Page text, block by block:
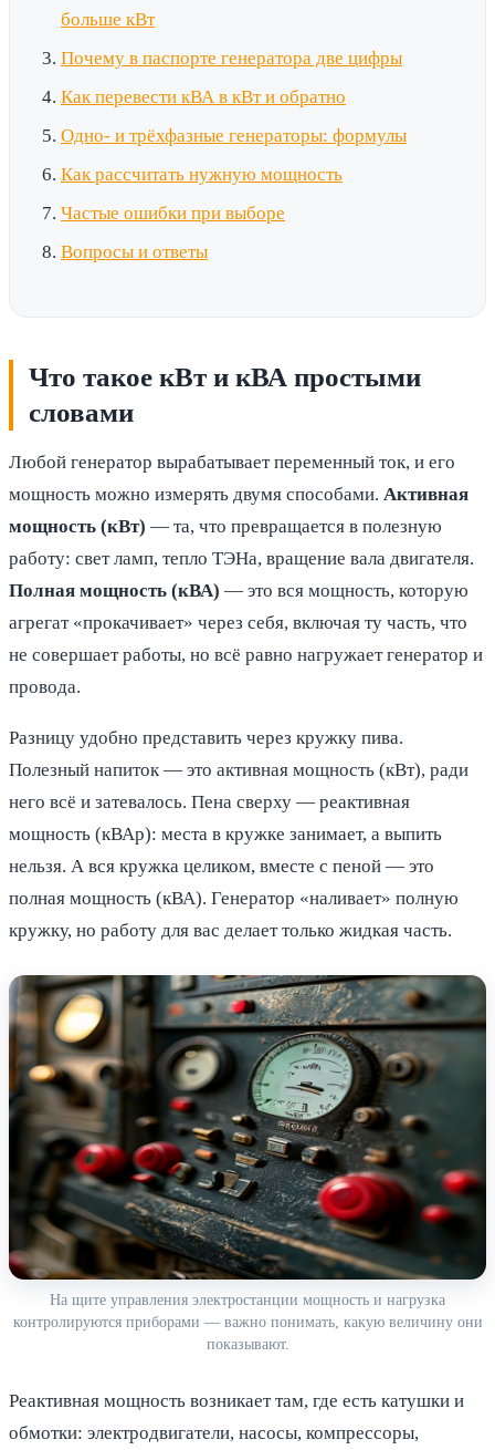
больше кВт
Почему в паспорте генератора две цифры
Как перевести кВА в кВт и обратно
Одно- и трёхфазные генераторы: формулы
Как рассчитать нужную мощность
Частые ошибки при выборе
Вопросы и ответы
Что такое кВт и кВА простыми
словами
Любой генератор вырабатывает переменный ток, и его
мощность можно измерять двумя способами. Активная
мощность (кВт) — та, что превращается в полезную
работу: свет ламп, тепло ТЭНа, вращение вала двигателя.
Полная мощность (кВА) — это вся мощность, которую
агрегат «прокачивает» через себя, включая ту часть, что
не совершает работы, но всё равно нагружает генератор и
провода.
Разницу удобно представить через кружку пива.
Полезный напиток — это активная мощность (кВт), ради
него всё и затевалось. Пена сверху — реактивная
мощность (кВАр): места в кружке занимает, а выпить
нельзя. А вся кружка целиком, вместе с пеной — это
полная мощность (кВА). Генератор «наливает» полную
кружку, но работу для вас делает только жидкая часть.
На щите управления электростанции мощность и нагрузка
контролируются приборами — важно понимать, какую величину они
показывают.
Реактивная мощность возникает там, где есть катушки и
обмотки: электродвигатели, насосы, компрессоры,